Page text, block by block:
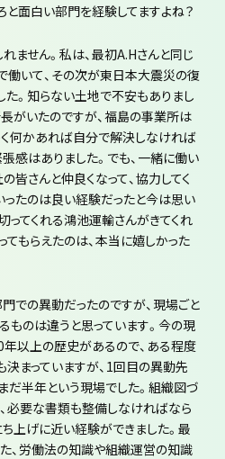
と面白い部門を経験してますよね？
ません。私は、最初A.Hさんと同じ
働いて、その次が東日本大震災の復
。知らない土地で不安もありまし
がいたのですが、福島の事業所は
何かあれば自分で解決しなければ
感はありました。でも、一緒に働い
皆さんと仲良くなって、協力してく
たのは良い経験だったと今は思い
ってくれる鴻池運輸さんがきてくれ
てもらえたのは、本当に嬉しかった
での異動だったのですが、現場ごと
ものは違うと思っています。今の現
年以上の歴史があるので、ある程度
まっていますが、1回目の異動先
だ半年という現場でした。組織図づ
必要な書類も整備しなければなら
上げに近い経験ができました。最
、労働法の知識や組織運営の知識